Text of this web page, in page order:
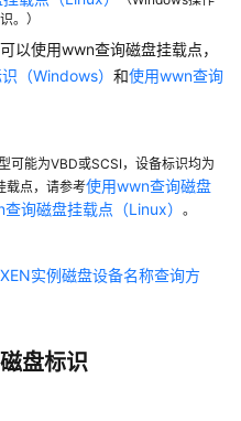
。）
以使用wwn查询磁盘挂载点，
（Windows） 和使用wwn查询
可能为VBD或SCSI，设备标识均为
载点，请参考使用wwn查询磁盘
询磁盘挂载点（Linux） 。
XEN实例磁盘设备名称查询方
盘标识